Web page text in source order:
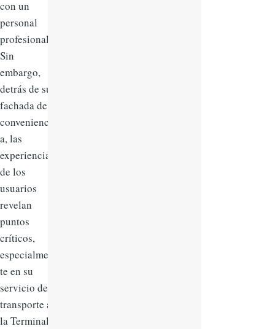
con un
personal
profesional.
Sin
embargo,
detrás de su
fachada de
convenienci
a, las
experiencias
de los
usuarios
revelan
puntos
críticos,
especialmen
te en su
servicio de
transporte a
la Terminal